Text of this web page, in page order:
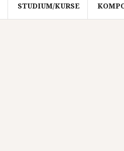
STUDIUM/KURSE